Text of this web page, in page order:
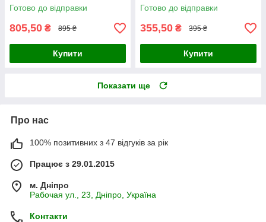
Готово до відправки
805,50 ₴ 895 ₴
Купити
Готово до відправки
355,50 ₴ 395 ₴
Купити
Показати ще
Про нас
100% позитивних з 47 відгуків за рік
Працює з 29.01.2015
м. Дніпро
Рабочая ул., 23, Дніпро, Україна
Контакти